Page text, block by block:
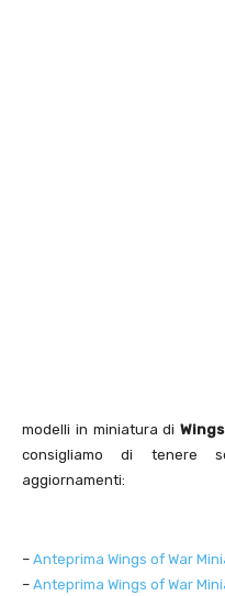
modelli in miniatura di
consigliamo di tenere
aggiornamenti:
– Anteprima Wings of War
– Anteprima Wings of War